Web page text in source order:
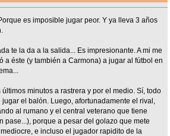
es imposible jugar peor. Y ya lleva 3 años
te la da a la salida... Es impresionante. A mi me
a éste (y también a Carmona) a jugar al fútbol en
minutos a rastrera y por el medio. Sí, todo
el balón. Luego, afortunadamente el rival,
al rumano y el central veterano que tiene
pase...), porque a pesar del golazo que mete
e incluso el jugador rapidito de la